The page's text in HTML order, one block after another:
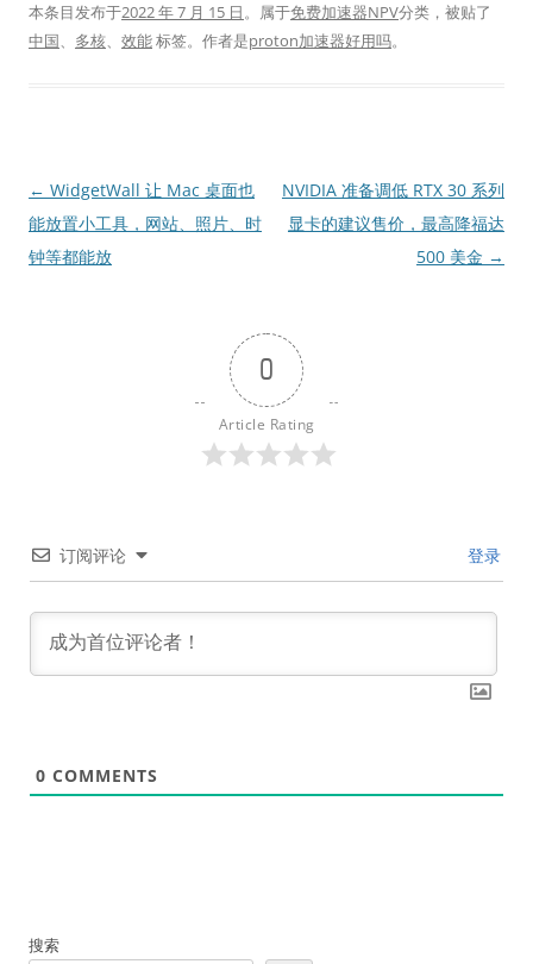
本条目发布于2022 年 7 月 15 日。属于免费加速器NPV分类，被贴了
中国、 多核、 效能标签。 作者是proton加速器好用吗。
文
章
导
← WidgetWall 让 Mac 桌面也
能放置小工具，网站、照片、时
钟等都能放
NVIDIA 准备调低 RTX 30 系列
显卡的建议售价，最高降福达
500 美金 →
0
Article Rating
订阅评论 登录
0 COMMENTS
搜索